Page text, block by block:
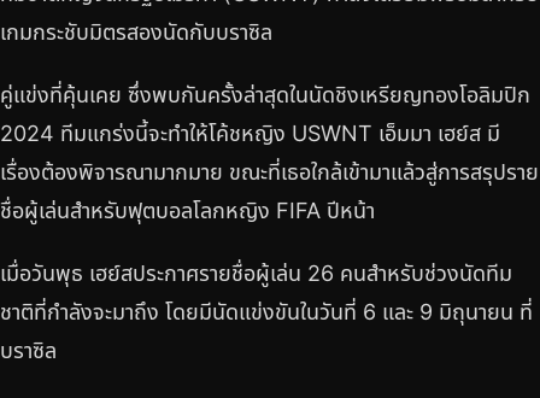
เกมกระชับมิตรสองนัดกับบราซิล
คู่แข่งที่คุ้นเคย ซึ่งพบกันครั้งล่าสุดในนัดชิงเหรียญทองโอลิมปิก
2024 ทีมแกร่งนี้จะทำให้โค้ชหญิง USWNT เอ็มมา เฮย์ส มี
เรื่องต้องพิจารณามากมาย ขณะที่เธอใกล้เข้ามาแล้วสู่การสรุปราย
ชื่อผู้เล่นสำหรับฟุตบอลโลกหญิง FIFA ปีหน้า
เมื่อวันพุธ เฮย์สประกาศรายชื่อผู้เล่น 26 คนสำหรับช่วงนัดทีม
ชาติที่กำลังจะมาถึง โดยมีนัดแข่งขันในวันที่ 6 และ 9 มิถุนายน ที่
บราซิล